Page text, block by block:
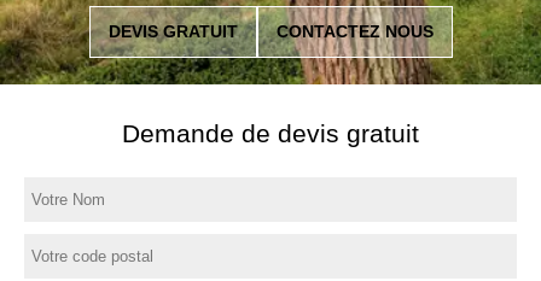
DEVIS GRATUIT CONTACTEZ NOUS
Demande de devis gratuit